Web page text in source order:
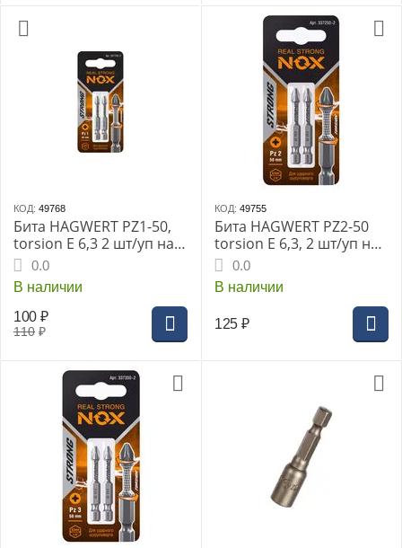
КОД: 49768
Бита HAGWERT PZ1-50,
torsion E 6,3 2 шт/уп на
карте "NOX STRONG"
0.0
В наличии
110 ₽
100 ₽
КОД: 49755
Бита HAGWERT PZ2-50
torsion E 6,3, 2 шт/уп на
карте "NOX STRONG"
0.0
В наличии
125 ₽